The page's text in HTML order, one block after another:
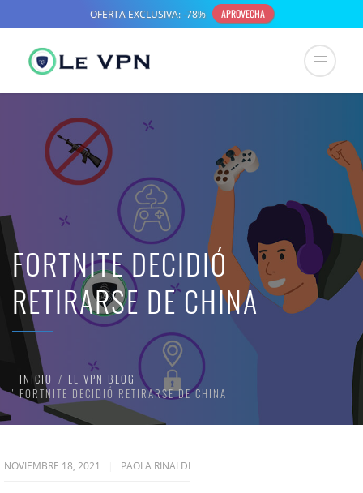
FORTNITE DECIDIÓ
RETIRARSE DE CHINA
INICIO
LE VPN BLOG
FORTNITE DECIDIÓ RETIRARSE DE CHINA
NOVIEMBRE 18, 2021 PAOLA RINALDI